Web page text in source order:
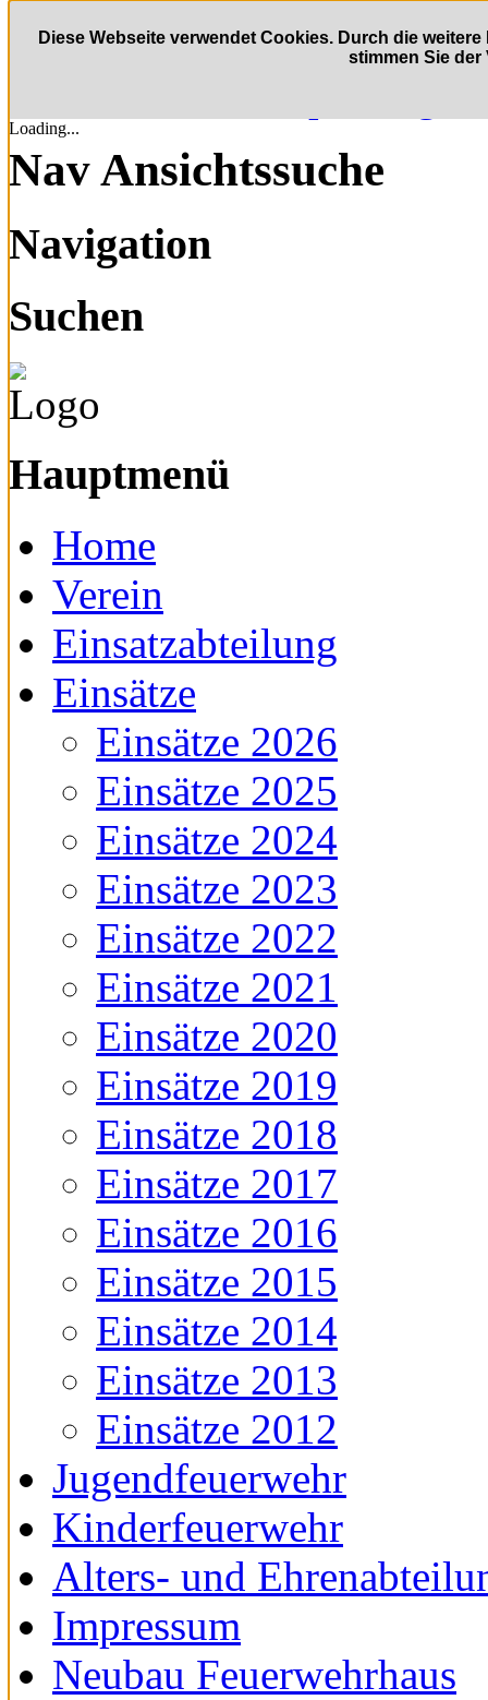
Diese Webseite verwendet Cookies. Durch die
stimmen Sie
Loading...
Zum Inhalt wechseln
Nav Ansichtssuche
Navigation
Suchen
Hauptmenü
Home
Verein
Einsatzabteilung
Einsätze
Einsätze 2026
Einsätze 2025
Einsätze 2024
Einsätze 2023
Einsätze 2022
Einsätze 2021
Einsätze 2020
Einsätze 2019
Einsätze 2018
Einsätze 2017
Einsätze 2016
Einsätze 2015
Einsätze 2014
Einsätze 2013
Einsätze 2012
Jugendfeuerwehr
Kinderfeuerwehr
Alters- und
Impressum
Neubau Feuerwehrhaus